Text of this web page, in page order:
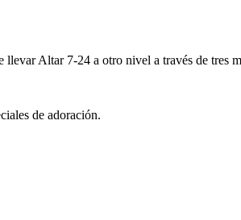
Altar 7-24 a otro nivel a través de tres
de adoración.